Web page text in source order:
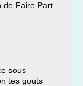
de Faire Part
sous
tes gouts